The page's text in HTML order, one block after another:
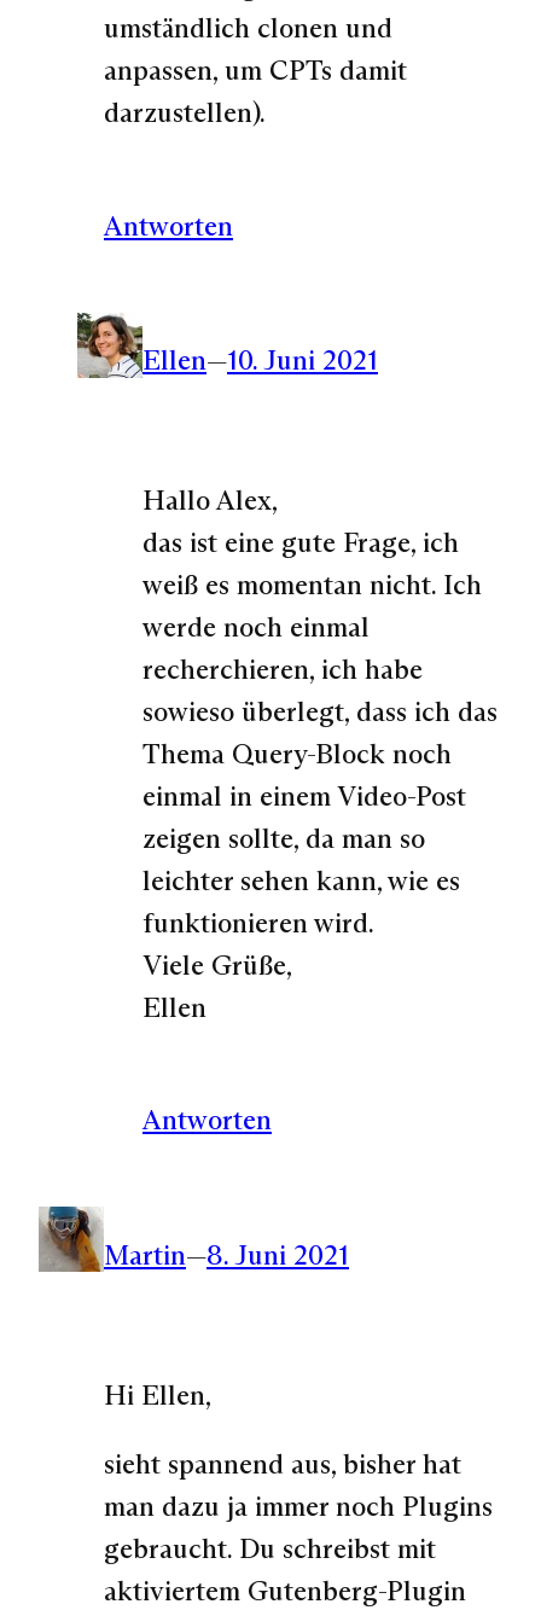
umständlich clonen und
anpassen, um CPTs damit
darzustellen).
Antworten
Ellen—10. Juni 2021
Hallo Alex,
das ist eine gute Frage, ich
weiß es momentan nicht. Ich
werde noch einmal
recherchieren, ich habe
sowieso überlegt, dass ich das
Thema Query-Block noch
einmal in einem Video-Post
zeigen sollte, da man so
leichter sehen kann, wie es
funktionieren wird.
Viele Grüße,
Ellen
Antworten
Martin—8. Juni 2021
Hi Ellen,
sieht spannend aus, bisher hat
man dazu ja immer noch Plugins
gebraucht. Du schreibst mit
aktiviertem Gutenberg-Plugin